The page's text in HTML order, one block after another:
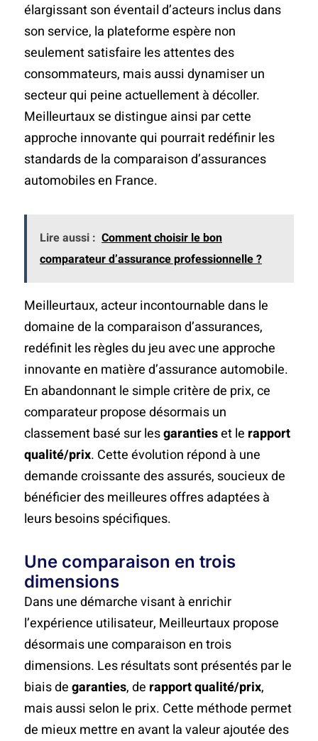
élargissant son éventail d’acteurs inclus dans
son service, la plateforme espère non
seulement satisfaire les attentes des
consommateurs, mais aussi dynamiser un
secteur qui peine actuellement à décoller.
Meilleurtaux se distingue ainsi par cette
approche innovante qui pourrait redéfinir les
standards de la comparaison d’assurances
automobiles en France.
Lire aussi : Comment choisir le bon
comparateur d’assurance professionnelle ?
Meilleurtaux, acteur incontournable dans le
domaine de la comparaison d’assurances,
redéfinit les règles du jeu avec une approche
innovante en matière d’assurance automobile.
En abandonnant le simple critère de prix, ce
comparateur propose désormais un
classement basé sur lesgarantieset le rapport
qualité/prix. Cette évolution répond à une
demande croissante des assurés, soucieux de
bénéficier des meilleures offres adaptées à
leurs besoins spécifiques.
Une comparaison en trois
dimensions
Dans une démarche visant à enrichir
l’expérience utilisateur, Meilleurtaux propose
désormais une comparaison en trois
dimensions. Les résultats sont présentés par le
biais degaranties, de rapport qualité/prix,
mais aussi selon le prix. Cette méthode permet
de mieux mettre en avant la valeur ajoutée des